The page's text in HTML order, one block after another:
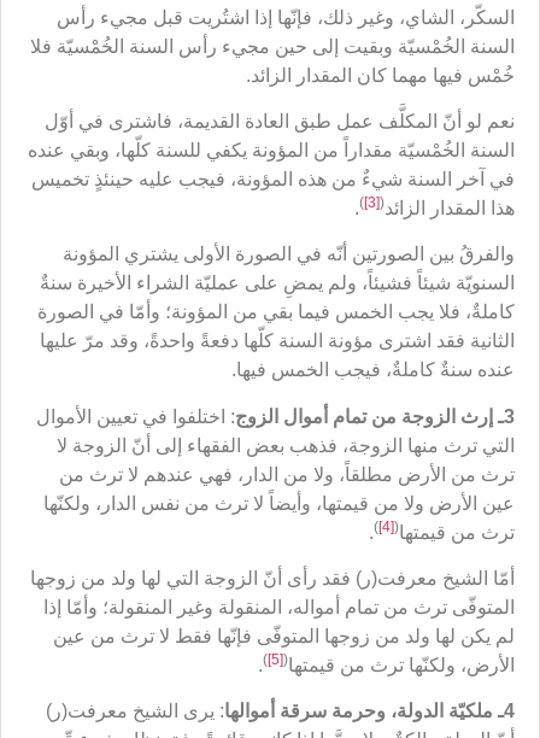
السكّر، الشاي، وغير ذلك، فإنّها إذا اشتُريت قبل مجيء رأس
السنة الخُمْسيّة وبقيت إلى حين مجيء رأس السنة الخُمْسيّة فلا
خُمْس فيها مهما كان المقدار الزائد.
نعم لو أنّ المكلَّف عمل طبق العادة القديمة، فاشترى في أوّل
السنة الخُمْسيّة مقداراً من المؤونة يكفي للسنة كلّها، وبقي عنده
في آخر السنة شيءٌ من هذه المؤونة، فيجب عليه حينئذٍ تخميس
هذا المقدار الزائد(
[3]
)
.
والفرقُ بين الصورتين أنّه في الصورة الأولى يشتري المؤونة
السنويّة شيئاً فشيئاً، ولم يمضِ على عمليّة الشراء الأخيرة سنةٌ
كاملةٌ، فلا يجب الخمس فيما بقي من المؤونة؛ وأمّا في الصورة
الثانية فقد اشترى مؤونة السنة كلّها دفعةً واحدةً، وقد مرّ عليها
عنده سنةٌ كاملةٌ، فيجب الخمس فيها.
3ـ إرث الزوجة من تمام أموال الزوج
: اختلفوا في تعيين الأموال
التي ترث منها الزوجة، فذهب بعض الفقهاء إلى أنّ الزوجة لا
ترث من الأرض مطلقاً، ولا من الدار، فهي عندهم لا ترث من
عين الأرض ولا من قيمتها، وأيضاً لا ترث من نفس الدار، ولكنّها
ترث من قيمتها(
[4]
)
.
أمّا الشيخ معرفت(ر) فقد رأى أنّ الزوجة التي لها ولد من زوجها
المتوفّى ترث من تمام أمواله، المنقولة وغير المنقولة؛ وأمّا إذا
لم يكن لها ولد من زوجها المتوفّى فإنّها فقط لا ترث من عين
الأرض، ولكنّها ترث من قيمتها(
[5]
)
.
4ـ ملكيّة الدولة، وحرمة سرقة أموالها
: يرى الشيخ معرفت(ر)